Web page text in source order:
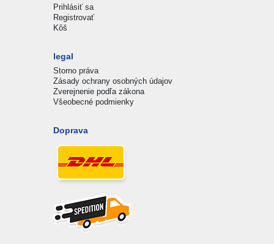
Prihlásiť sa
Registrovať
Kôš
legal
Storno práva
Zásady ochrany osobných údajov
Zverejnenie podľa zákona
Všeobecné podmienky
Doprava